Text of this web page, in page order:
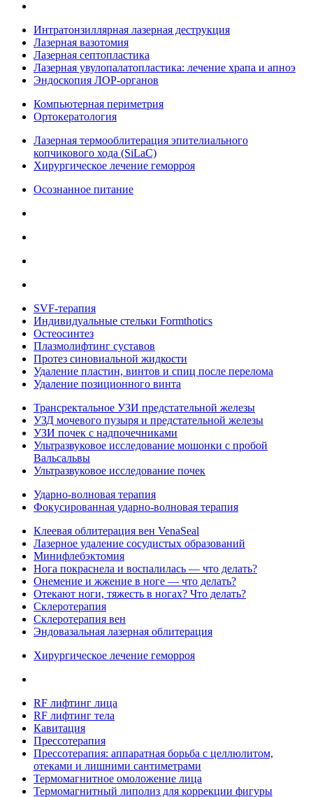
Интратонзиллярная лазерная деструкция
Лазерная вазотомия
Лазерная септопластика
Лазерная увулопалатопластика: лечение храпа и апноэ
Эндоскопия ЛОР-органов
Компьютерная периметрия
Ортокератология
Лазерная термооблитерация эпителиального
копчикового хода (SiLaC)
Хирургическое лечение геморроя
Осознанное питание
SVF-терапия
Индивидуальные стельки Formthotics
Остеосинтез
Плазмолифтинг суставов
Протез синовиальной жидкости
Удаление пластин, винтов и спиц после перелома
Удаление позиционного винта
Трансректальное УЗИ предстательной железы
УЗД мочевого пузыря и предстательной железы
УЗИ почек с надпочечниками
Ультразвуковое исследование мошонки с пробой
Вальсальвы
Ультразвуковое исследование почек
Ударно-волновая терапия
Фокусированная ударно-волновая терапия
Клеевая облитерация вен VenaSeal
Лазерное удаление сосудистых образований
Минифлебэктомия
Нога покраснела и воспалилась — что делать?
Онемение и жжение в ноге — что делать?
Отекают ноги, тяжесть в ногах? Что делать?
Склеротерапия
Склеротерапия вен
Эндовазальная лазерная облитерация
Хирургическое лечение геморроя
RF лифтинг лица
RF лифтинг тела
Кавитация
Прессотерапия
Прессотерапия: аппаратная борьба с целлюлитом,
отеками и лишними сантиметрами
Термомагнитное омоложение лица
Термомагнитный липолиз для коррекции фигуры